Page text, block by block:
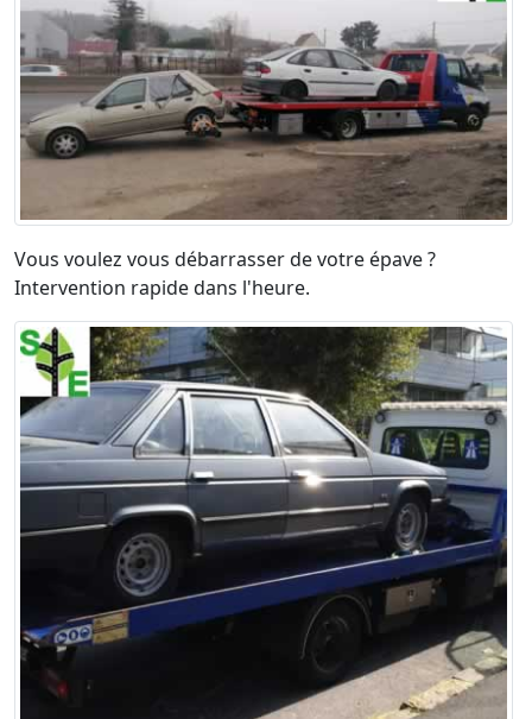
Vous voulez vous débarrasser de votre épave ?
Intervention rapide dans l'heure.